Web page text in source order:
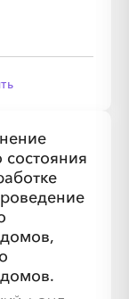
состояния